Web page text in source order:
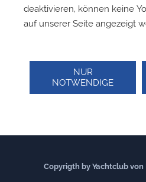
deaktivieren, können keine
auf unserer Seite angezeigt
NUR
NOTWENDIGE
Copyrigth by Yachtclub von